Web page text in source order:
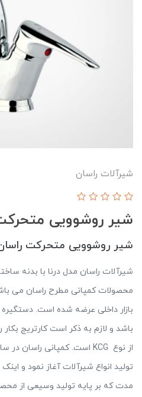
شيرآلات راسان
شیر روشوویی
شیر روشوویی متحرکت راسان
شیرآلات راسان مدل درنا با بدنه
محصولات کمپانی مطرح راسان می
بازار داخلی عرضه شده است.
باشد و لازم به ذکر است کارتریج
تولید انواع شیرآلات آغاز نمود و
مدت که بر پایه تولید وسیعی از